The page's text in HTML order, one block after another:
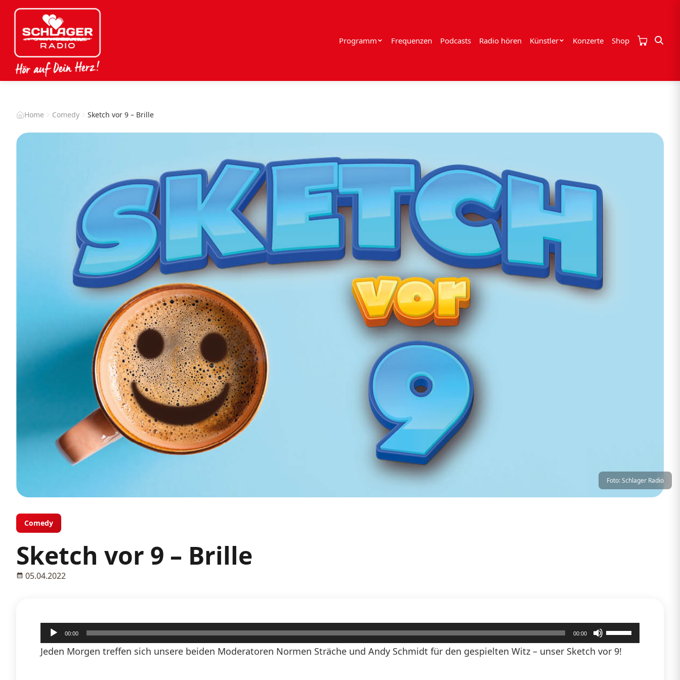
Programm Frequenzen Podcasts Radio hören Künstler Konzerte Shop
Home Comedy Sketch vor 9 – Brille
Foto: Schlager Radio
Comedy
Sketch vor 9 – Brille
05.04.2022
Audio-
Player
00:00 00:00
Pfeiltasten
Hoch/Runter
Jeden Morgen treffen sich unsere beiden Moderatoren Normen Sträche und Andy Schmidt für den gespielten Witz – unser Sketch vor 9!